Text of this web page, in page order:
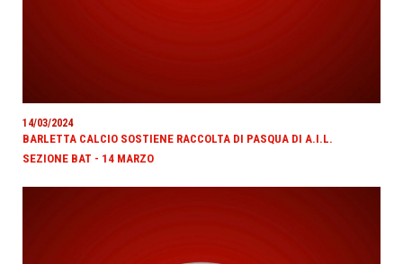
14/03/2024
BARLETTA CALCIO SOSTIENE RACCOLTA DI PASQUA DI A.I.L.
SEZIONE BAT - 14 MARZO